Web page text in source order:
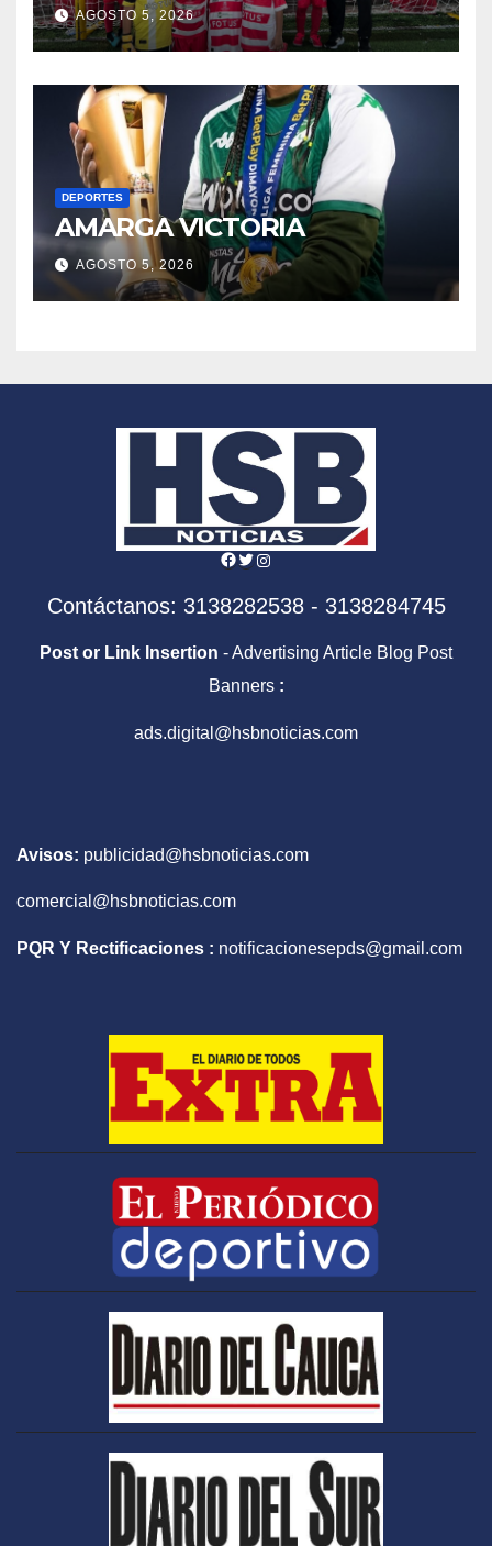
AGOSTO 5, 2026
DEPORTES
AMARGA VICTORIA
AGOSTO 5, 2026
Facebook
Twitter
Instagram
Contáctanos: 3138282538 - 3138284745
Post or Link Insertion - Advertising Article Blog Post
Banners :
ads.digital@hsbnoticias.com
Avisos: publicidad@hsbnoticias.com
comercial@hsbnoticias.com
PQR Y Rectificaciones : notificacionesepds@gmail.com